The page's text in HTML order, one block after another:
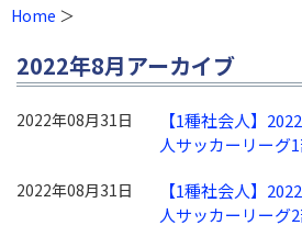
Home
2022年8月アーカイブ
2022年08月31日
【1種社会人】
人サッカーリーグ
2022年08月31日
【1種社会人】
人サッカーリーグ